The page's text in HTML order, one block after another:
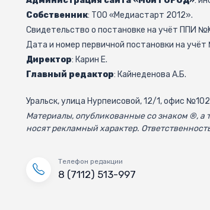
Собственник: ТОО «Медиастарт 2012».
Свидетельство о постановке на учёт ППИ
Дата и номер первичной постановки на
Директор: Карин Е.
Главный редактор: Кайнеденова А.Б.
Уральск, улица Нурпеисовой, 12/1, офис
Материалы, опубликованные со знаком ®,
носят рекламный характер.
Телефон редакции
8 (7112) 513-997